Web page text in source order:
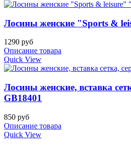
Лосины женские "Sports &
1290 руб
Описание товара
Quick View
Лосины женские, вставка
GB18401
850 руб
Описание товара
Quick View